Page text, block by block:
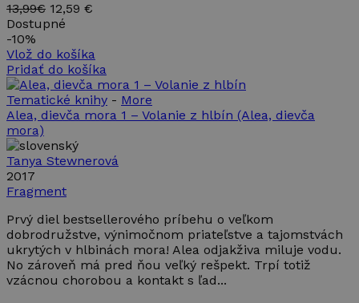
13,99€ 12,59 €
Dostupné
-10%
Vlož do košíka
Pridať do košíka
Tematické knihy - More
Alea, dievča mora 1 – Volanie z hlbín (Alea, dievča
mora)
Tanya Stewnerová
2017
Fragment
Prvý diel bestsellerového príbehu o veľkom
dobrodružstve, výnimočnom priateľstve a tajomstvách
ukrytých v hlbinách mora! Alea odjakživa miluje vodu.
No zároveň má pred ňou veľký rešpekt. Trpí totiž
vzácnou chorobou a kontakt s ľad...